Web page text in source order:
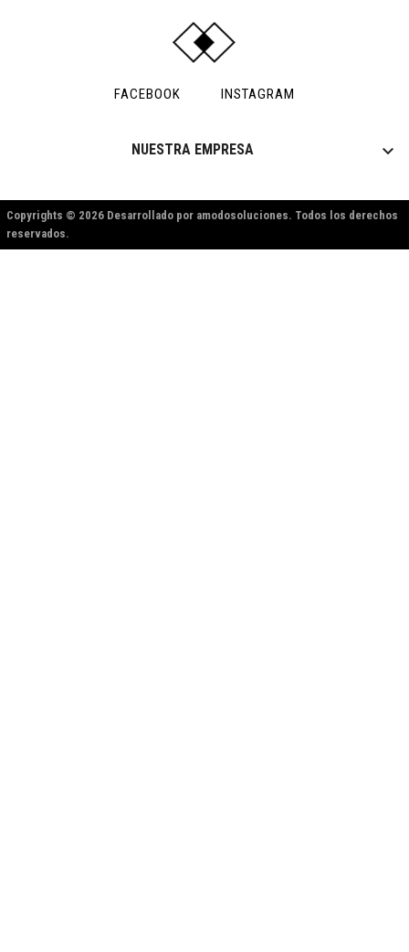
FACEBOOK INSTAGRAM
NUESTRA EMPRESA 
Copyrights © 2026 Desarrollado por amodosoluciones. Todos los derechos
reservados.